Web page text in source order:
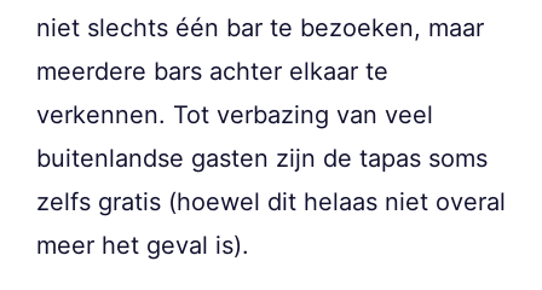
niet slechts één bar te bezoeken, maar
meerdere bars achter elkaar te
verkennen. Tot verbazing van veel
buitenlandse gasten zijn de tapas soms
zelfs gratis (hoewel dit helaas niet overal
meer het geval is).